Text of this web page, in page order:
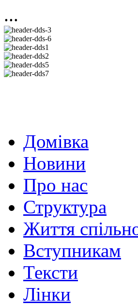
...
Домівка
Новини
Про нас
Структура
Життя
Вступникам
Тексти
Лінки